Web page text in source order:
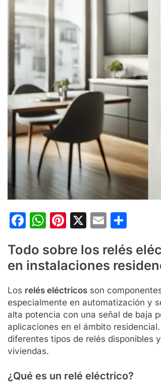
Facebook
WhatsApp
Pinterest
X Email
Todo sobre los relés
en instalaciones
Los relés eléctricosson
especialmente en automatización y
alta potencia con una señal de baja
aplicaciones en el ámbito
diferentes tipos de relés disponibles
viviendas.
¿Qué es un relé eléctrico?